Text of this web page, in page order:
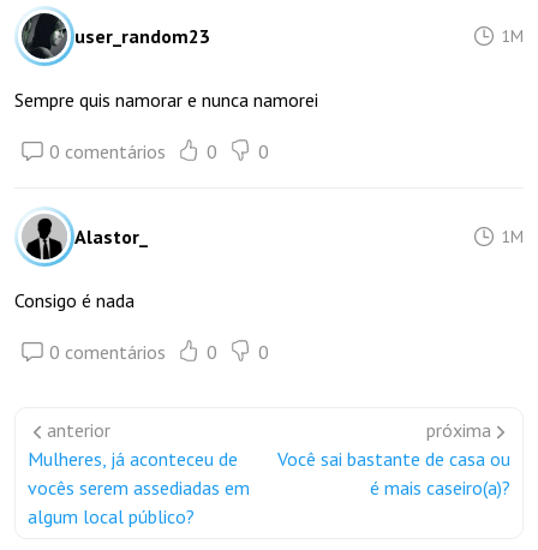
user_random23 1M
Sempre quis namorar e nunca namorei
0 comentários 0 0
Alastor_ 1M
Consigo é nada
0 comentários 0 0
anterior
Mulheres, já aconteceu de
vocês serem assediadas em
algum local público?
próxima
Você sai bastante de casa ou
é mais caseiro(a)?